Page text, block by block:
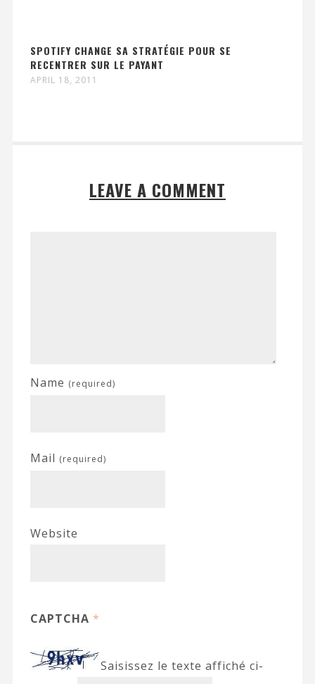
SPOTIFY CHANGE SA STRATÉGIE POUR SE
RECENTRER SUR LE PAYANT
APRIL 18, 2011
LEAVE A COMMENT
Name (required)
Mail (required)
Website
CAPTCHA *
Saisissez le texte affiché ci-